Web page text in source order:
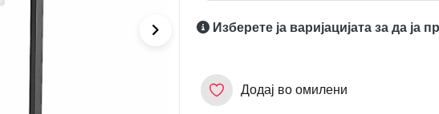
Изберете ја варијацијата за да ја
Додај во омилени